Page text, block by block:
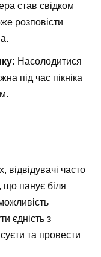
став свідком
розповісти
Насолодитися
під час пікніка
відвідувачі часто
що панує біля
єдність з
та провести